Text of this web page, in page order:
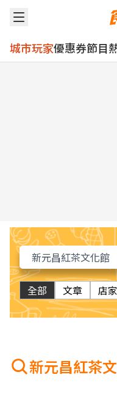
城市玩家優惠券節目
全部 文章 店家
新元昌紅茶